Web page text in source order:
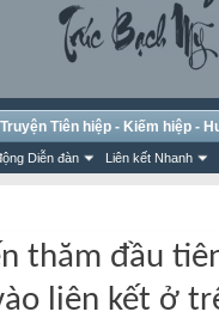
Diễn đàn Liên kết Nhanh
Truyện Tiên hiệp - Kiếm hiệp -
thăm đầu
liên kết ở